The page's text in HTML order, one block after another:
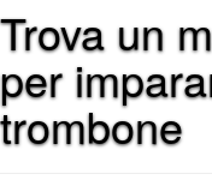
Trova un
per
trombone